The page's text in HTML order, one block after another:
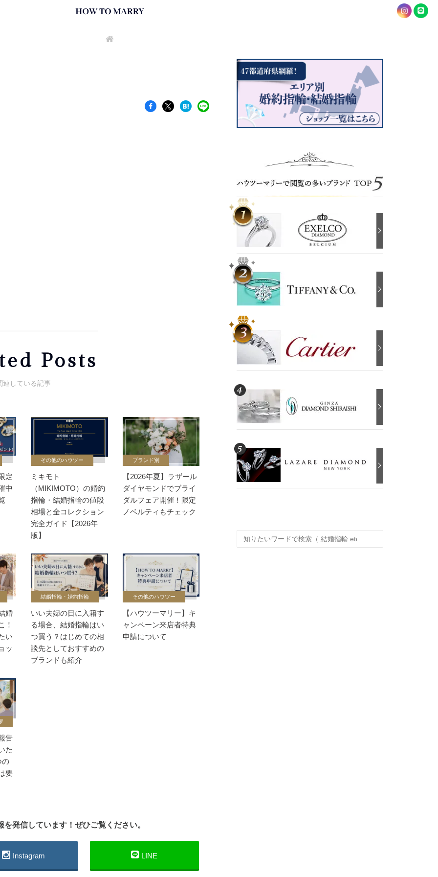
Posts
定
中
その他のハウツー
ミキモト
（MIKIMOTO）の婚約
指輪・結婚指輪の値段
相場と全コレクション
完全ガイド【2026年
版】
ブランド別
【2026年夏】ラザール
ダイヤモンドでブライ
ダルフェア開催！限定
ノベルティもチェック
婚
！
い
ッ
結婚指輪・婚約指輪
いい夫婦の日に入籍す
る場合、結婚指輪はい
つ買う？はじめての相
談先としておすすめの
ブランドも紹介
その他のハウツー
【ハウツーマリー】キ
ャンペーン来店者特典
申請について
告
た
の
要
発信しています！ぜひご覧ください。
Instagram LINE